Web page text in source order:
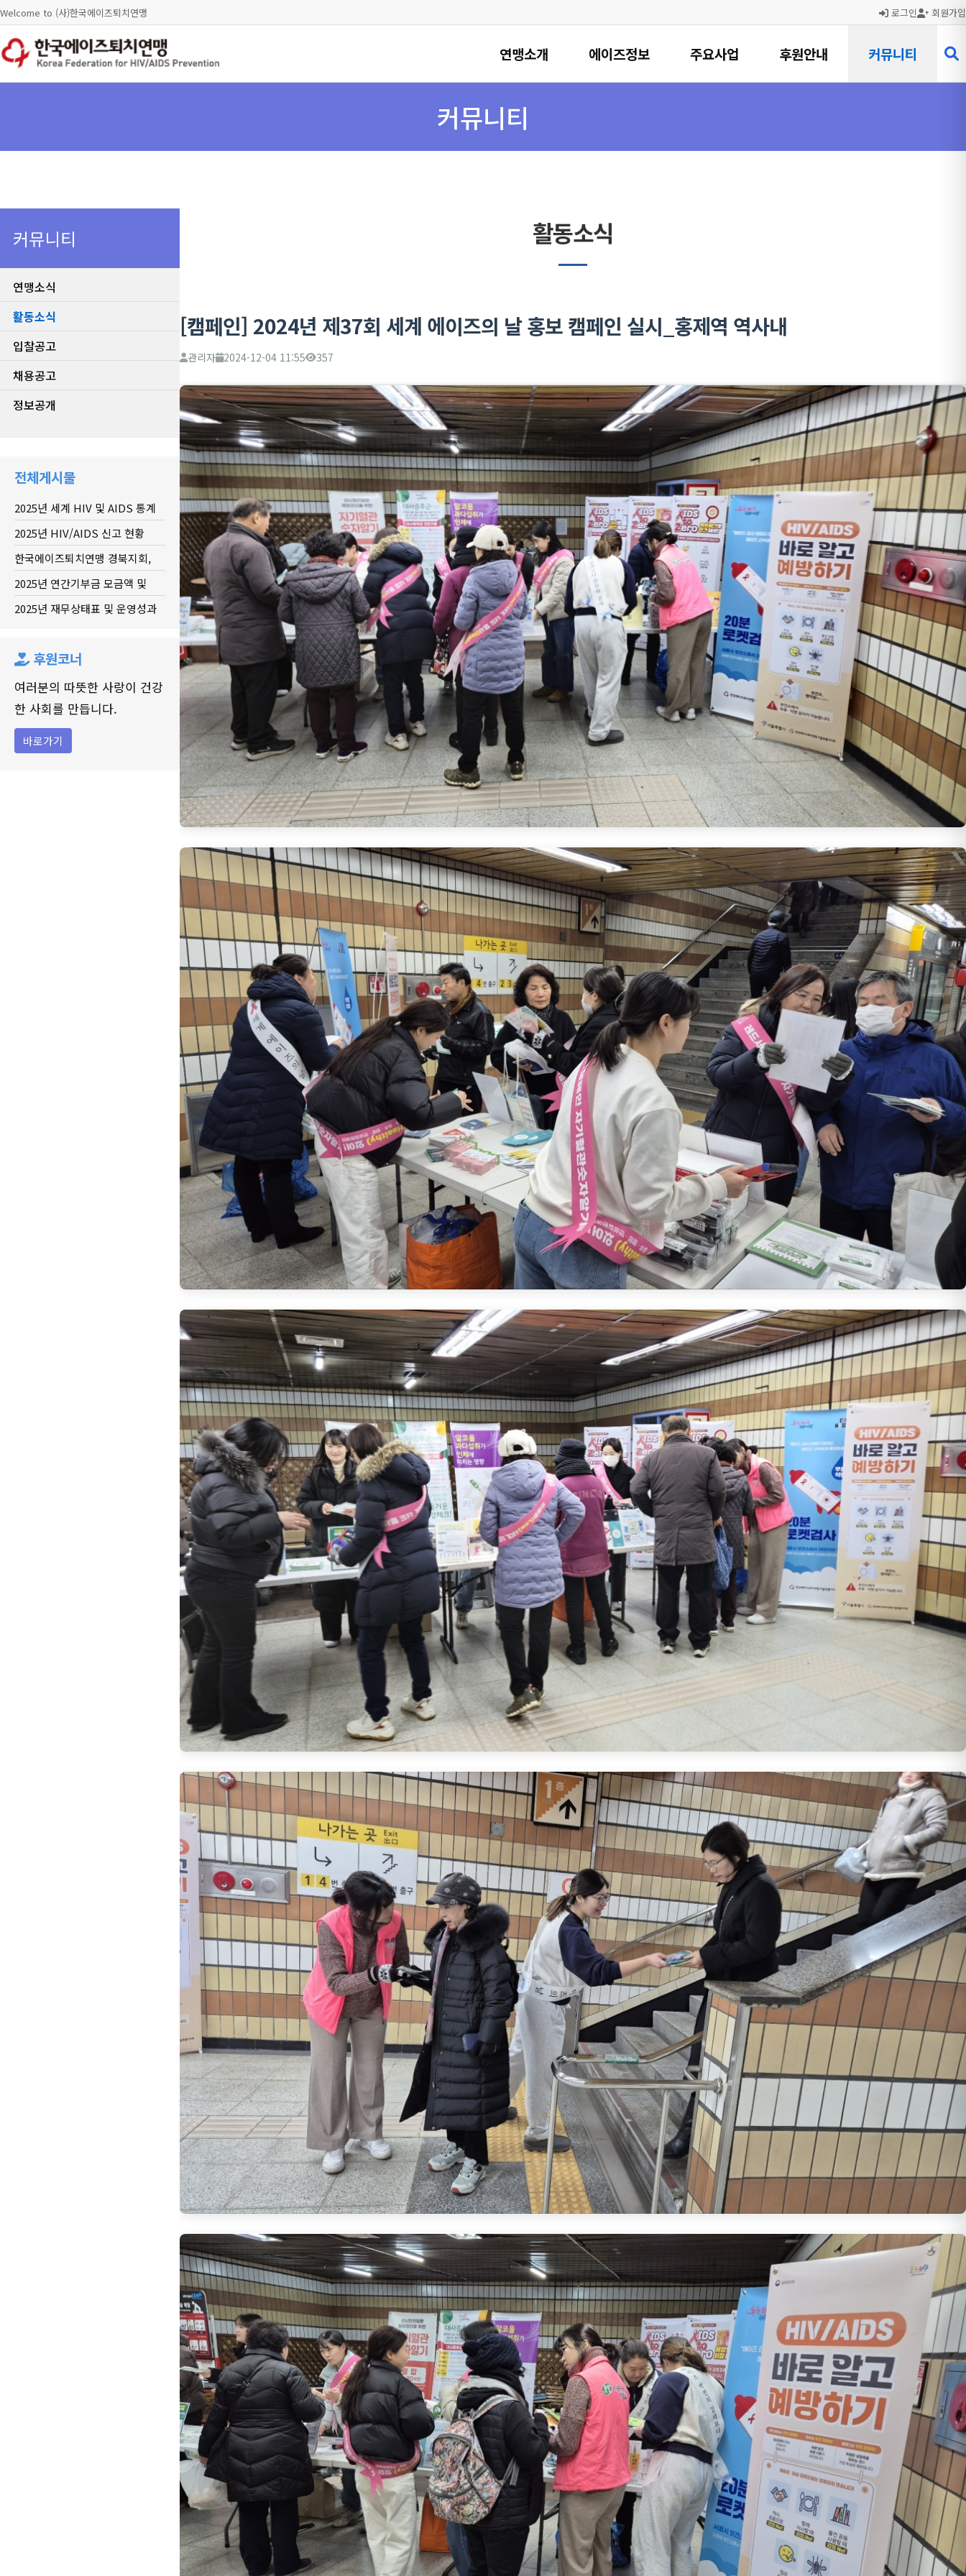
Welcome to (사)한국에이즈퇴치연맹 로그인 회원가입
연맹소개 에이즈정보 주요사업 후원안내 커뮤니티
커뮤니티
커뮤니티
연맹소식
활동소식
입찰공고
채용공고
정보공개
전체게시물
2025년 세계 HIV 및 AIDS 통계
2025년 HIV/AIDS 신고 현황
한국에이즈퇴치연맹 경북지회,
20...
2025년 연간기부금 모금액 및
활...
2025년 재무상태표 및 운영성과
후원코너
여러분의 따뜻한 사랑이 건강
한 사회를 만듭니다.
바로가기
활동소식
[캠페인] 2024년 제37회 세계 에이즈의 날 홍보 캠페인 실시_홍제역 역사내
관리자 2024-12-04 11:55 357